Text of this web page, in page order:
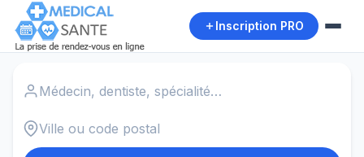
Inscription PRO
Autour de moi